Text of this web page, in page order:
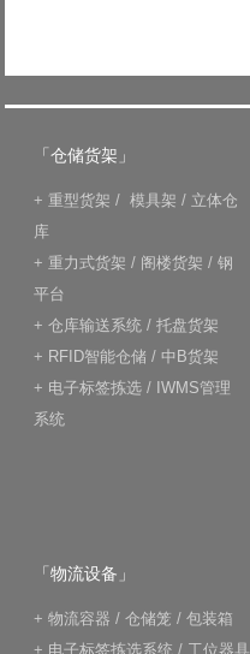
「仓储货架」
+ 重型货架 / 模具架 / 立体仓
库
+ 重力式货架 / 阁楼货架 / 钢
平台
+ 仓库输送系统 / 托盘货架
+ RFID智能仓储 / 中B货架
+ 电子标签拣选 / IWMS管理
系统
「物流设备」
+ 物流容器 / 仓储笼 / 包装箱
+ 电子标签拣选系统 / 工位器具